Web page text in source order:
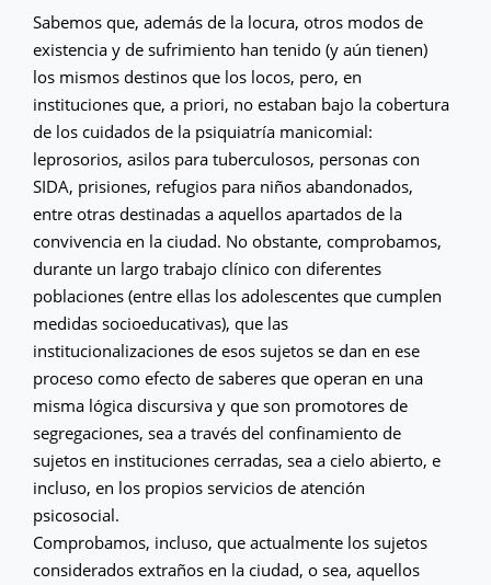
Sabemos que, además de la locura, otros modos de
existencia y de sufrimiento han tenido (y aún tienen)
los mismos destinos que los locos, pero, en
instituciones que, a priori, no estaban bajo la cobertura
de los cuidados de la psiquiatría manicomial:
leprosorios, asilos para tuberculosos, personas con
SIDA, prisiones, refugios para niños abandonados,
entre otras destinadas a aquellos apartados de la
convivencia en la ciudad. No obstante, comprobamos,
durante un largo trabajo clínico con diferentes
poblaciones (entre ellas los adolescentes que cumplen
medidas socioeducativas), que las
institucionalizaciones de esos sujetos se dan en ese
proceso como efecto de saberes que operan en una
misma lógica discursiva y que son promotores de
segregaciones, sea a través del confinamiento de
sujetos en instituciones cerradas, sea a cielo abierto, e
incluso, en los propios servicios de atención
psicosocial.
Comprobamos, incluso, que actualmente los sujetos
considerados extraños en la ciudad, o sea, aquellos